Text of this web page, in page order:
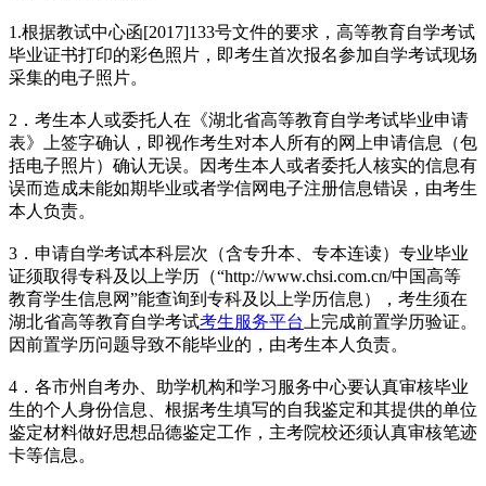
1.根据教试中心函[2017]133号文件的要求，高等教育自学考试
毕业证书打印的彩色照片，即考生首次报名参加自学考试现场
采集的电子照片。
2．考生本人或委托人在《湖北省高等教育自学考试毕业申请
表》上签字确认，即视作考生对本人所有的网上申请信息（包
括电子照片）确认无误。因考生本人或者委托人核实的信息有
误而造成未能如期毕业或者学信网电子注册信息错误，由考生
本人负责。
3．申请自学考试本科层次（含专升本、专本连读）专业毕业
证须取得专科及以上学历（“http://www.chsi.com.cn/中国高等
教育学生信息网”能查询到专科及以上学历信息），考生须在
湖北省高等教育自学考试考生服务平台 上完成前置学历验证。
因前置学历问题导致不能毕业的，由考生本人负责。
4．各市州自考办、助学机构和学习服务中心要认真审核毕业
生的个人身份信息、根据考生填写的自我鉴定和其提供的单位
鉴定材料做好思想品德鉴定工作，主考院校还须认真审核笔迹
卡等信息。